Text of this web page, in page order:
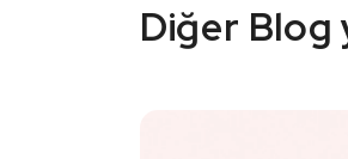
Diğer Blog